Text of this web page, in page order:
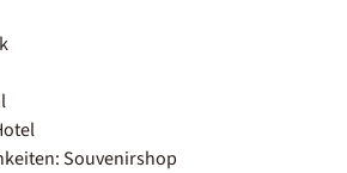
Souvenirshop